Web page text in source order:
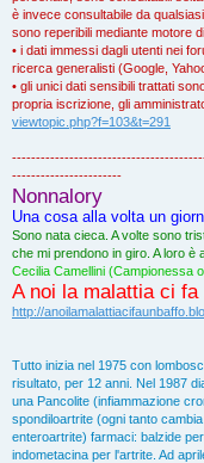
è invece consultabile da
sono reperibili mediante motore
• i dati immessi dagli utenti nei
ricerca generalisti (Google,
• gli unici dati sensibili trattati
propria iscrizione, gli
viewtopic.php?f=103&t=291
-----------------------
Nonnalory
Una cosa alla volta un
Sono nata cieca. A volte sono
che mi prendono in giro. A loro è
Cecilia Camellini (Campionessa
A noi la malattia ci fa
http://
Tutto inizia nel 1975 con
risultato, per 12 anni. Nel 1987
una Pancolite (infiammazione
spondiloartrite (ogni tanto
enteroartrite) farmaci: balzide
indometacina per l'artrite. Ad